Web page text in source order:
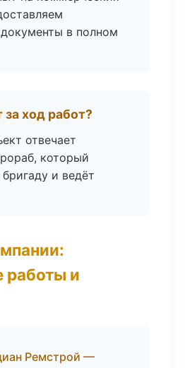
в полном
за ход работ?
отвечает
который
и ведёт
работы и
Ремстрой —